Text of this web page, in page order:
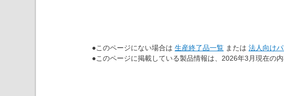
●このページにない場合は 生産終了品一覧 または 法人向け
●このページに掲載している製品情報は、2026年3月現在の内